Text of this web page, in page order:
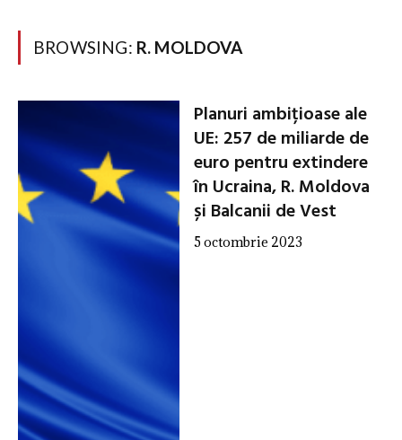
BROWSING: R. MOLDOVA
Planuri ambițioase ale
UE: 257 de miliarde de
euro pentru extindere
în Ucraina, R. Moldova
și Balcanii de Vest
5 octombrie 2023